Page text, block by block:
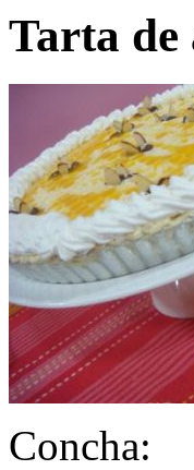
Tarta de
Concha: